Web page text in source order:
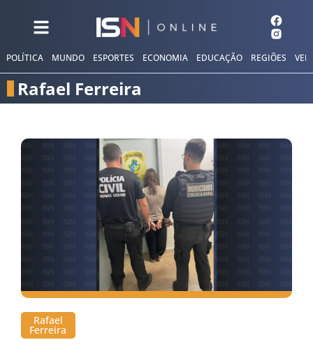
POLÍTICA MUNDO ESPORTES ECONOMIA EDUCAÇÃO REGIÕES
Rafael Ferreira
Rafael
Ferreira